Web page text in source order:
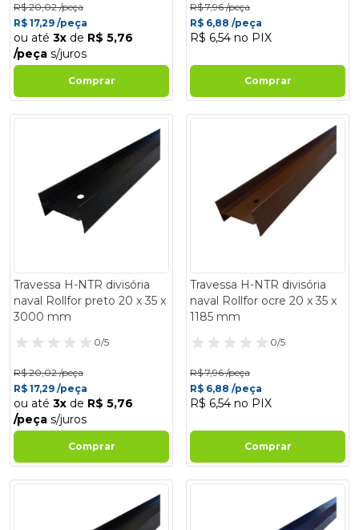
R$ 20,02 /peça
R$ 17,29 /peça
ou até 3x de R$ 5,76
/peça s/juros
Comprar
R$ 7,96 /peça
R$ 6,88 /peça
R$ 6,54 no PIX
Comprar
- 14%
Travessa H-NTR divisória
naval Rollfor preto 20 x 35 x
3000 mm
0/5
R$ 20,02 /peça
R$ 17,29 /peça
ou até 3x de R$ 5,76
/peça s/juros
Comprar
- 14%
Travessa H-NTR divisória
naval Rollfor ocre 20 x 35 x
1185 mm
0/5
R$ 7,96 /peça
R$ 6,88 /peça
R$ 6,54 no PIX
Comprar
- 14% - 14%